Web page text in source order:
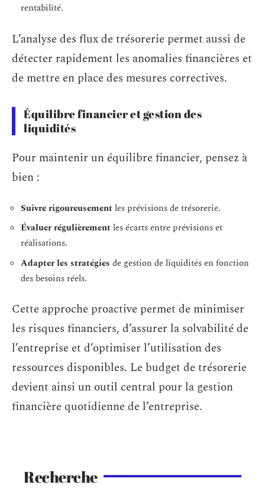
rentabilité.
L’analyse des flux de trésorerie permet aussi de
détecter rapidement les anomalies financières et
de mettre en place des mesures correctives.
Équilibre financier et gestion des
liquidités
Pour maintenir un équilibre financier, pensez à
bien :
Suivre rigoureusementles prévisions de trésorerie.
Évaluer régulièrementles écarts entre prévisions et
réalisations.
Adapter les stratégies de gestion de liquidités en fonction
des besoins réels.
Cette approche proactive permet de minimiser
les risques financiers, d’assurer la solvabilité de
l’entreprise et d’optimiser l’utilisation des
ressources disponibles. Le budget de trésorerie
devient ainsi un outil central pour la gestion
financière quotidienne de l’entreprise.
Recherche